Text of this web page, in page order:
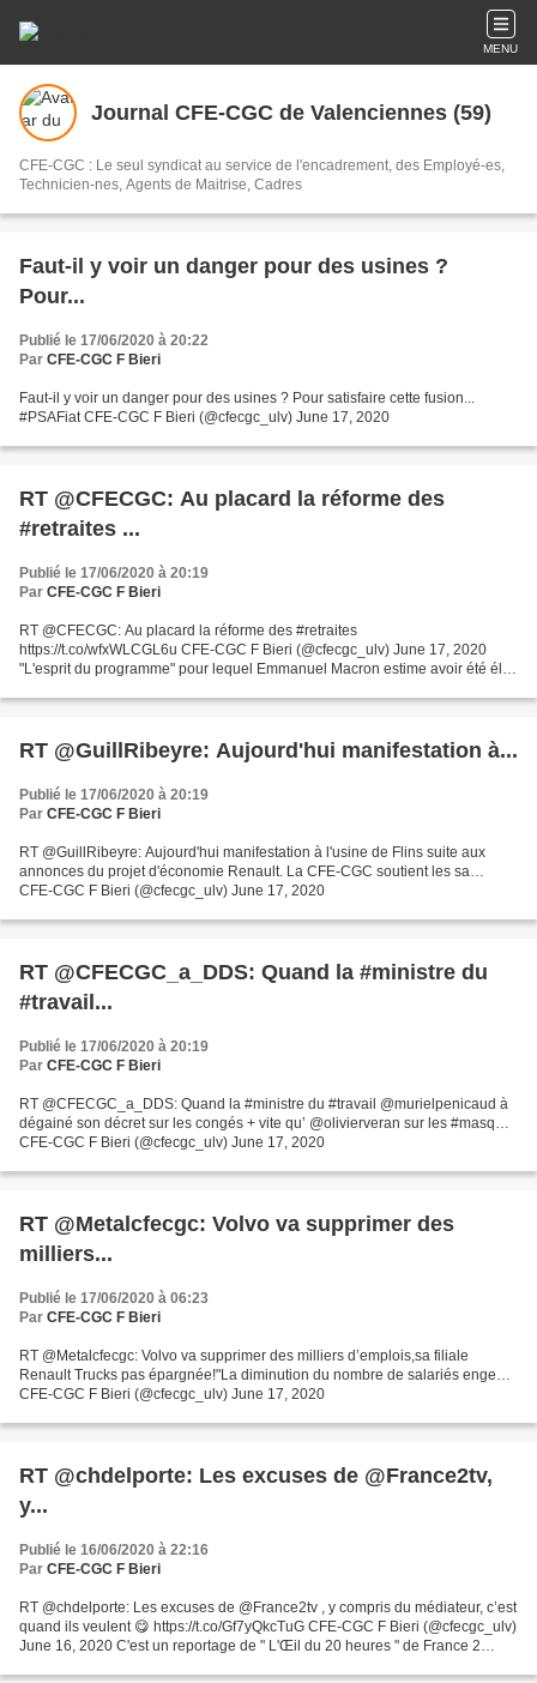
MENU
Journal CFE-CGC de Valenciennes (59)
CFE-CGC : Le seul syndicat au service de l'encadrement, des Employé-es,
Technicien-nes, Agents de Maitrise, Cadres
Faut-il y voir un danger pour des usines ?
Pour...
Publié le 17/06/2020 à 20:22
Par CFE-CGC F Bieri
Faut-il y voir un danger pour des usines ? Pour satisfaire cette fusion...
#PSAFiat CFE-CGC F Bieri (@cfecgc_ulv) June 17, 2020
RT @CFECGC: Au placard la réforme des
#retraites ...
Publié le 17/06/2020 à 20:19
Par CFE-CGC F Bieri
RT @CFECGC: Au placard la réforme des #retraites
https://t.co/wfxWLCGL6u CFE-CGC F Bieri (@cfecgc_ulv) June 17, 2020
"L'esprit du programme" pour lequel Emmanuel Macron estime avoir été élu
RT @GuillRibeyre: Aujourd'hui manifestation à...
Publié le 17/06/2020 à 20:19
Par CFE-CGC F Bieri
RT @GuillRibeyre: Aujourd'hui manifestation à l'usine de Flins suite aux
annonces du projet d'économie Renault. La CFE-CGC soutient les sa…
CFE-CGC F Bieri (@cfecgc_ulv) June 17, 2020
RT @CFECGC_a_DDS: Quand la #ministre du
#travail...
Publié le 17/06/2020 à 20:19
Par CFE-CGC F Bieri
RT @CFECGC_a_DDS: Quand la #ministre du #travail @murielpenicaud à
dégainé son décret sur les congés + vite qu’ @olivierveran sur les #masq…
CFE-CGC F Bieri (@cfecgc_ulv) June 17, 2020
RT @Metalcfecgc: Volvo va supprimer des
milliers...
Publié le 17/06/2020 à 06:23
Par CFE-CGC F Bieri
RT @Metalcfecgc: Volvo va supprimer des milliers d’emplois,sa filiale
Renault Trucks pas épargnée!"La diminution du nombre de salariés enge…
CFE-CGC F Bieri (@cfecgc_ulv) June 17, 2020
RT @chdelporte: Les excuses de ⁦@France2tv⁩,
y...
Publié le 16/06/2020 à 22:16
Par CFE-CGC F Bieri
RT @chdelporte: Les excuses de @France2tv , y compris du médiateur, c’est
quand ils veulent 😋 https://t.co/Gf7yQkcTuG CFE-CGC F Bieri (@cfecgc_ulv)
June 16, 2020 C'est un reportage de " L'Œil du 20 heures " de France 2